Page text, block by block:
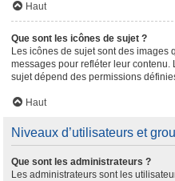
Haut
Que sont les icônes de sujet ?
Les icônes de sujet sont des images
messages pour refléter leur contenu.
sujet dépend des permissions
Haut
Niveaux d’utilisateurs et
Que sont les administrateurs ?
Les administrateurs sont les